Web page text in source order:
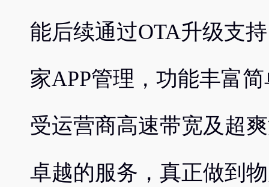
能后续通过OTA升级支
家APP管理，功能丰富
受运营商高速带宽及超
卓越的服务，真正做到